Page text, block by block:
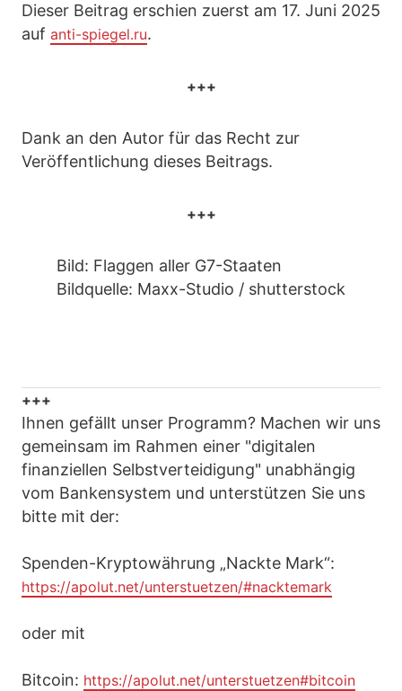
Dieser Beitrag erschien zuerst am 17. Juni 2025
auf anti-spiegel.ru.
+++
Dank an den Autor für das Recht zur
Veröffentlichung dieses Beitrags.
+++
Bild: Flaggen aller G7-Staaten
Bildquelle: Maxx-Studio / shutterstock
+++
Ihnen gefällt unser Programm? Machen wir uns
gemeinsam im Rahmen einer "digitalen
finanziellen Selbstverteidigung" unabhängig
vom Bankensystem und unterstützen Sie uns
bitte mit der:
Spenden-Kryptowährung „Nackte Mark“:
https://apolut.net/unterstuetzen/#nacktemark
oder mit
Bitcoin: https://apolut.net/unterstuetzen#bitcoin